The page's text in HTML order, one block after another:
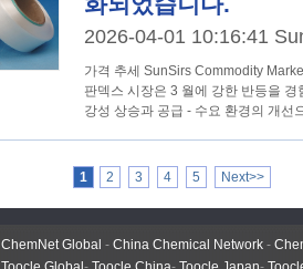
2026-04-01 10:16:41
가격 추세 SunSirs Commodity Market Analysis System 에 따르면 스
판덱스 시장은 3 월에 강한 반등을
강성 상승과 공급 - 수요 환경의 개선
1 2 3 4 5 Next>>
ChemNet Global - China Chemical Network -